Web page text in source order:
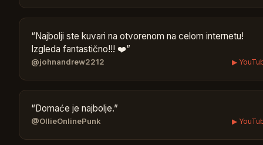
“Najbolji ste kuvari na otvorenom na celom internetu!
Izgleda fantastično!!! ❤️”
@johnandrew2212 ▶
“Domaće je najbolje.”
@OllieOnlinePunk ▶